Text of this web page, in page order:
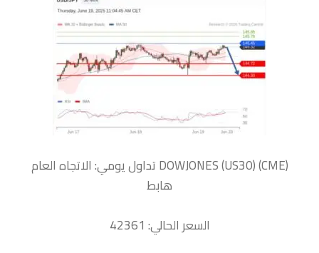
‏DOWJONES (US30) (CME) تداول يومي: الاتجاه العام
هابط
السعر الحالي: 42361